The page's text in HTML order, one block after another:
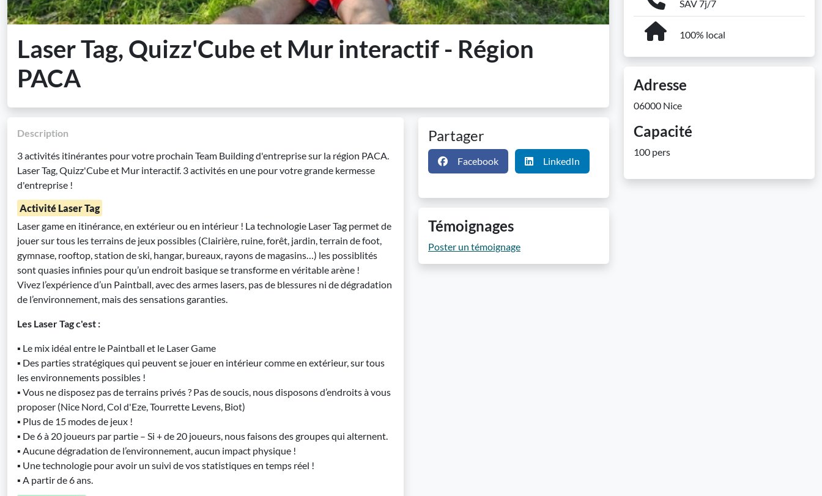
Laser Tag, Quizz'Cube et Mur interactif - Région
PACA
Description
3 activités itinérantes pour votre prochain Team Building d'entreprise sur la région PACA.
Laser Tag, Quizz'Cube et Mur interactif. 3 activités en une pour votre grande kermesse
d'entreprise !
Activité Laser Tag
Laser game en itinérance, en extérieur ou en intérieur ! La technologie Laser Tag permet de
jouer sur tous les terrains de jeux possibles (Clairière, ruine, forêt, jardin, terrain de foot,
gymnase, rooftop, station de ski, hangar, bureaux, rayons de magasins…) les possiblités
sont quasies infinies pour qu’un endroit basique se transforme en véritable arène !
Vivez l’expérience d’un Paintball, avec des armes lasers, pas de blessures ni de dégradation
de l’environnement, mais des sensations garanties.
Les Laser Tag c'est :
▪ Le mix idéal entre le Paintball et le Laser Game
▪ Des parties stratégiques qui peuvent se jouer en intérieur comme en extérieur, sur tous
les environnements possibles !
▪ Vous ne disposez pas de terrains privés ? Pas de soucis, nous disposons d’endroits à vous
proposer (Nice Nord, Col d'Eze, Tourrette Levens, Biot)
▪ Plus de 15 modes de jeux !
▪ De 6 à 20 joueurs par partie – Si + de 20 joueurs, nous faisons des groupes qui alternent.
▪ Aucune dégradation de l’environnement, aucun impact physique !
▪ Une technologie pour avoir un suivi de vos statistiques en temps réel !
▪ A partir de 6 ans.
Partager
Facebook LinkedIn
Témoignages
Poster un témoignage
SAV 7j/7
100% local
Adresse
06000 Nice
Capacité
100 pers